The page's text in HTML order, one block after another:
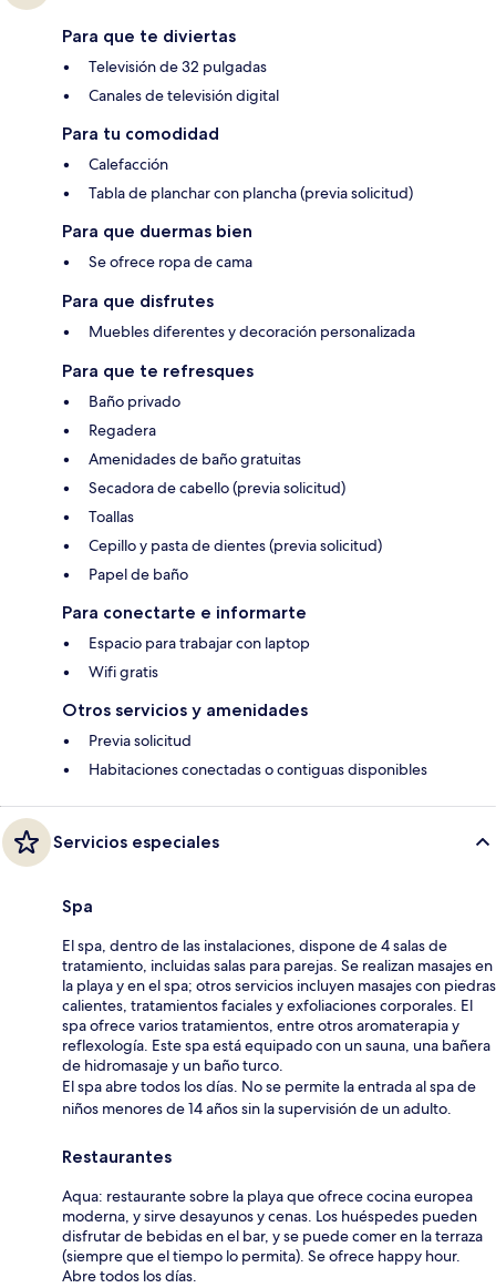
Para que te diviertas
Televisión de 32 pulgadas
Canales de televisión digital
Para tu comodidad
Calefacción
Tabla de planchar con plancha (previa solicitud)
Para que duermas bien
Se ofrece ropa de cama
Para que disfrutes
Muebles diferentes y decoración personalizada
Para que te refresques
Baño privado
Regadera
Amenidades de baño gratuitas
Secadora de cabello (previa solicitud)
Toallas
Cepillo y pasta de dientes (previa solicitud)
Papel de baño
Para conectarte e informarte
Espacio para trabajar con laptop
Wifi gratis
Otros servicios y amenidades
Previa solicitud
Habitaciones conectadas o contiguas disponibles
Servicios especiales
Spa
El spa, dentro de las instalaciones, dispone de 4 salas de
tratamiento, incluidas salas para parejas. Se realizan masajes en
la playa y en el spa; otros servicios incluyen masajes con piedras
calientes, tratamientos faciales y exfoliaciones corporales. El
spa ofrece varios tratamientos, entre otros aromaterapia y
reflexología. Este spa está equipado con un sauna, una bañera
de hidromasaje y un baño turco.
El spa abre todos los días. No se permite la entrada al spa de
niños menores de 14 años sin la supervisión de un adulto.
Restaurantes
Aqua: restaurante sobre la playa que ofrece cocina europea
moderna, y sirve desayunos y cenas. Los huéspedes pueden
disfrutar de bebidas en el bar, y se puede comer en la terraza
(siempre que el tiempo lo permita). Se ofrece happy hour.
Abre todos los días.